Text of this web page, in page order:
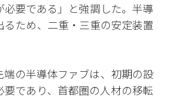
要である」と強調した。半導
ため、二重・三重の安定装置
の半導体ファブは、初期の設
であり、首都圏の人材の移転